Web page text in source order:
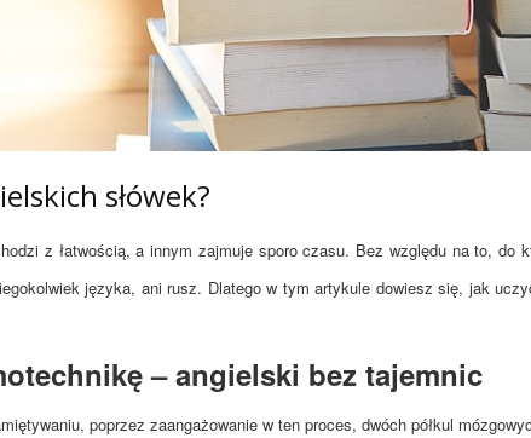
słówek?
z łatwością, a innym zajmuje sporo czasu. Bez względu na to, do
języka, ani rusz. Dlatego w tym artykule dowiesz się, jak
– angielski bez tajemnic
poprzez zaangażowanie w ten proces, dwóch półkul